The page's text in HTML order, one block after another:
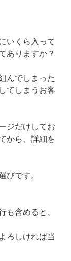
いくら入って
ありますか？
んでしまった
てしまうお客
ジだけしてお
から、詳細を
びです。
も含めると、
ろしければ当